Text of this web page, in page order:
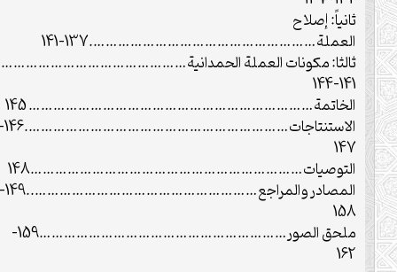
ثانياً: إصلاح
العملة……………………………………………….137-141
ثالثا: مكونات العملة الحمدانية………………………………………
141-144
الخاتمة…………………………………………………………… 145
الاستنتاجات……………………………………………………….146-
147
التوصيات…………………………………………………………148
المصادر والمراجع………………………………………………..149-
158
ملحق الصور……………………………………………………159-
162